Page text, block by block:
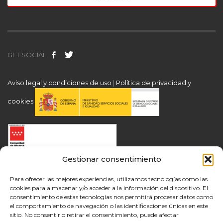
Gestionar consentimiento
Para ofrecer las mejores experiencias, utilizamos tecnologías como las
cookies para almacenar y/o acceder a la información del dispositivo. El
consentimiento de estas tecnologías nos permitirá procesar datos como
el comportamiento de navegación o las identificaciones únicas en este
sitio. No consentir o retirar el consentimiento, puede afectar
GET SOCIAL
Aviso legal y condiciones de uso | Política de privacidad y
cookies